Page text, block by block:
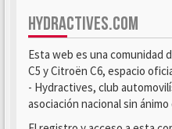
HYDRACTIVES.COM
Esta web es una comunidad
C5 y Citroën C6, espacio
- Hydractives, club
asociación nacional sin ánimo